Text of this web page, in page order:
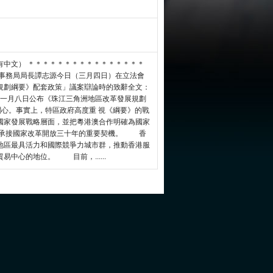
文） ＊＊＊＊＊＊＊＊＊＊＊＊＊＊＊＊
局局長譚志源今日（三月四日）在立法會
綱要》配套政策」議案辯論時的致辭全文：
八日公布《珠江三角洲地區改革發展規劃
。事實上，特區政府高度重 視《綱要》的戰
發展戰略層面，並把粵港澳合作明確為國家
承接國家改革開放三十年的重要契機。 香
最具活力和國際競爭力城市群，推動香港服
貿易中心的地位。 目前，......